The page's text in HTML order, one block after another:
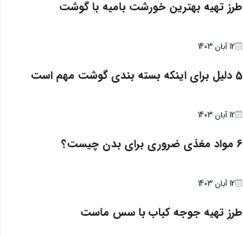
طرز تهیه بهترین خورشت بامیه با گوشت
12 آبان 1403
5 دلیل برای اینکه بسته بندی گوشت مهم است
12 آبان 1403
6 مواد مغذی ضروری برای بدن چیست؟
12 آبان 1403
طرز تهیه جوجه کباب با سس ماست